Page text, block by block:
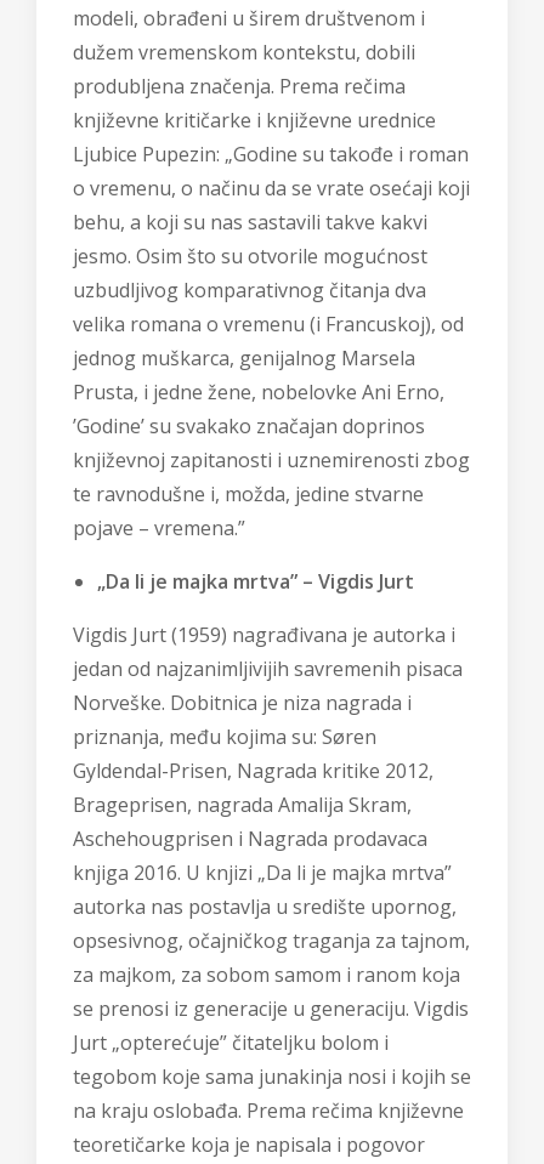
modeli, obrađeni u širem društvenom i
dužem vremenskom kontekstu, dobili
produbljena značenja. Prema rečima
književne kritičarke i književne urednice
Ljubice Pupezin: „Godine su takođe i roman
o vremenu, o načinu da se vrate osećaji koji
behu, a koji su nas sastavili takve kakvi
jesmo. Osim što su otvorile mogućnost
uzbudljivog komparativnog čitanja dva
velika romana o vremenu (i Francuskoj), od
jednog muškarca, genijalnog Marsela
Prusta, i jedne žene, nobelovke Ani Erno,
’Godine’ su svakako značajan doprinos
književnoj zapitanosti i uznemirenosti zbog
te ravnodušne i, možda, jedine stvarne
pojave – vremena.”
„Da li je majka mrtva” – Vigdis Jurt
Vigdis Jurt (1959) nagrađivana je autorka i
jedan od najzanimljivijih savremenih pisaca
Norveške. Dobitnica je niza nagrada i
priznanja, među kojima su: Søren
Gyldendal-Prisen, Nagrada kritike 2012,
Brageprisen, nagrada Amalija Skram,
Aschehougprisen i Nagrada prodavaca
knjiga 2016. U knjizi „Da li je majka mrtva”
autorka nas postavlja u središte upornog,
opsesivnog, očajničkog traganja za tajnom,
za majkom, za sobom samom i ranom koja
se prenosi iz generacije u generaciju. Vigdis
Jurt „opterećuje” čitateljku bolom i
tegobom koje sama junakinja nosi i kojih se
na kraju oslobađa. Prema rečima književne
teoretičarke koja je napisala i pogovor